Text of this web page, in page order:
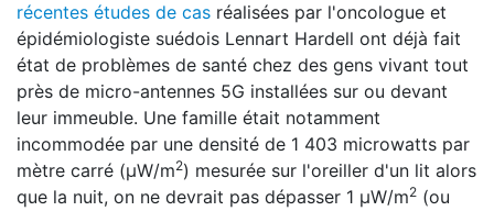
récentes études de cas réalisées par l'oncologue et
épidémiologiste suédois Lennart Hardell ont déjà fait
état de problèmes de santé chez des gens vivant tout
près de micro-antennes 5G installées sur ou devant
leur immeuble. Une famille était notamment
incommodée par une densité de 1 403 microwatts par
mètre carré (μW/m2) mesurée sur l'oreiller d'un lit alors
que la nuit, on ne devrait pas dépasser 1 μW/m2 (ou